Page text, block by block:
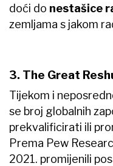
doći do nestašice
zemljama s jakom
3. The Great
Tijekom i
se broj globalnih
prekvalificirati ili
Prema Pew
2021. promijenili